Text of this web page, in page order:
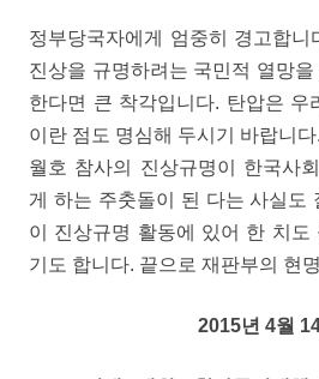
정부당국자에게 엄중히 경고합니
진상을 규명하려는 국민적 열망
한다면 큰 착각입니다. 탄압은 우
이란 점도 명심해 두시기 바랍니
월호 참사의 진상규명이 한국사
게 하는 주춧돌이 된 다는 사실도
이 진상규명 활동에 있어 한 치도
기도 합니다. 끝으로 재판부의 현
2015년 4월